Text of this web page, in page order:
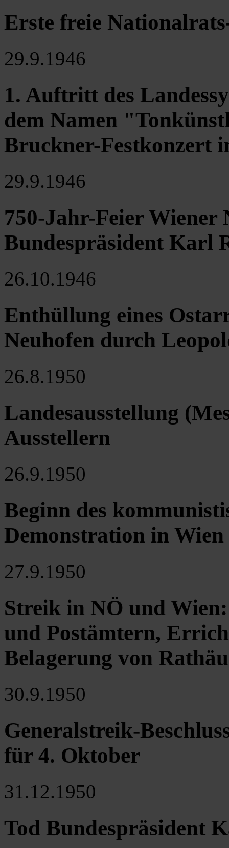
Erste freie
29.9.1946
1. Auftritt des
dem Namen
Bruckner-Festkonzert
29.9.1946
750-Jahr-Feier Wiener
Bundespräsident Karl
26.10.1946
Enthüllung eines
Neuhofen durch
26.8.1950
Landesausstellung
Ausstellern
26.9.1950
Beginn des
Demonstration in Wien
27.9.1950
Streik in NÖ und
und Postämtern,
Belagerung von
30.9.1950
Generalstreik-
für 4. Oktober
31.12.1950
Tod Bundespräsident